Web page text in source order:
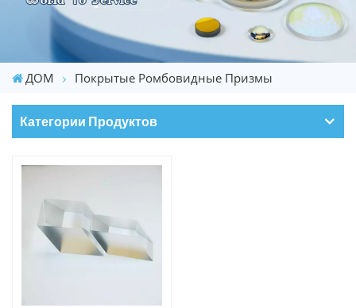
ДОМ Покрытые Ромбовидные Призмы
Категории Продуктов